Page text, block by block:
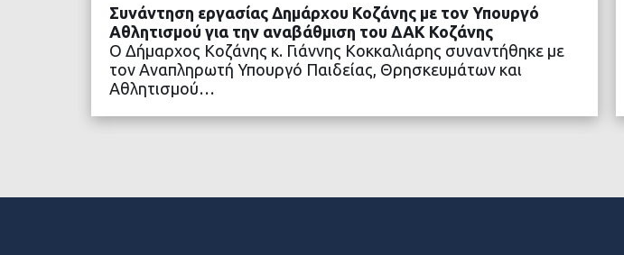
Συνάντηση εργασίας Δημάρχου Κοζάνης με τον Υπουργό
Αθλητισμού για την αναβάθμιση του ΔΑΚ Κοζάνης
Ο Δήμαρχος Κοζάνης κ. Γιάννης Κοκκαλιάρης συναντήθηκε με
τον Αναπληρωτή Υπουργό Παιδείας, Θρησκευμάτων και
Αθλητισμού…